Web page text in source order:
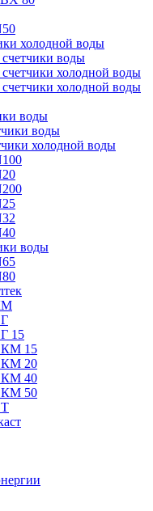
холодной воды
воды
холодной воды
холодной воды
воды
воды
холодной воды
воды
15
15
20
40
50